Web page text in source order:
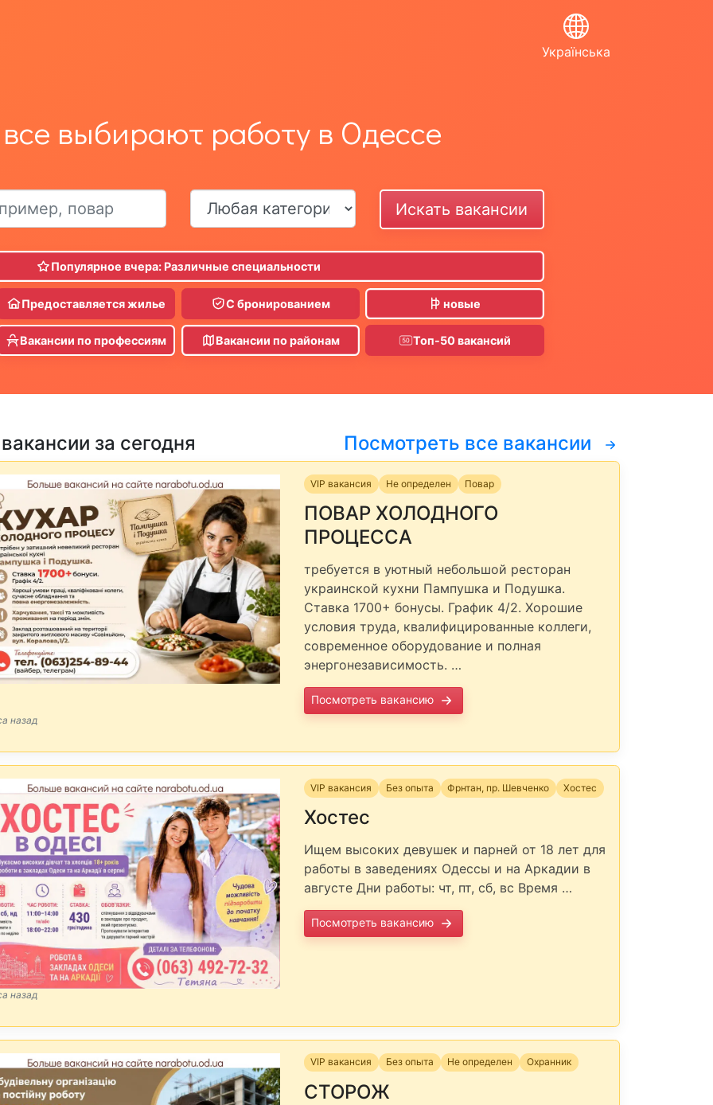
Українська
выбирают работу в Одессе
Популярное вчера: Различные специальности
Предоставляется жилье С бронированием новые
Вакансии по профессиям Вакансии по районам Топ-50 вакансий
за сегодня Посмотреть все вакансии
VIP вакансия Не определен Повар
ПОВАР ХОЛОДНОГО
ПРОЦЕССА
требуется в уютный небольшой ресторан
украинской кухни Пампушка и Подушка.
Ставка 1700+ бонусы. График 4/2. Хорошие
условия труда, квалифицированные коллеги,
современное оборудование и полная
энергонезависимость. …
Посмотреть вакансию
назад
VIP вакансия Без опыта Фрнтан, пр. Шевченко Хостес
Хостес
Ищем высоких девушек и парней от 18 лет для
работы в заведениях Одессы и на Аркадии в
августе Дни работы: чт, пт, сб, вс Время …
Посмотреть вакансию
назад
VIP вакансия Без опыта Не определен Охранник
СТОРОЖ